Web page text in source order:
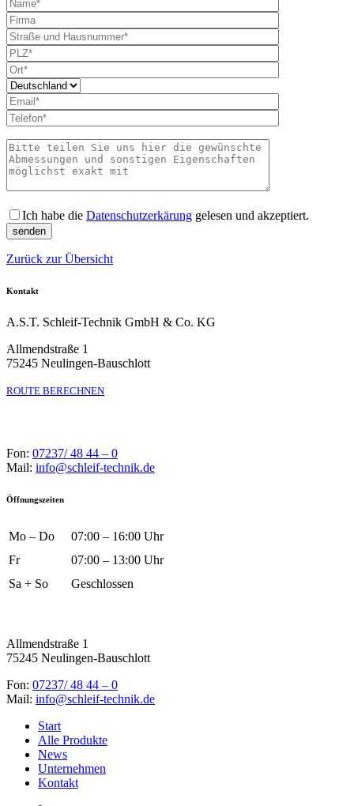
Ich habe die Datenschutzerkärung gelesen und akzeptiert.
Zurück zur Übersicht
Kontakt
A.S.T. Schleif-Technik GmbH & Co. KG
Allmendstraße 1
75245 Neulingen-Bauschlott
ROUTE BERECHNEN
Fon: 07237/ 48 44 – 0
Mail: info@schleif-technik.de
Öffnungszeiten
Mo – Do
07:00 – 16:00 Uhr
Fr
07:00 – 13:00 Uhr
Sa + So
Geschlossen
Allmendstraße 1
75245 Neulingen-Bauschlott
Fon: 07237/ 48 44 – 0
Mail: info@schleif-technik.de
Start
Alle Produkte
News
Unternehmen
Kontakt